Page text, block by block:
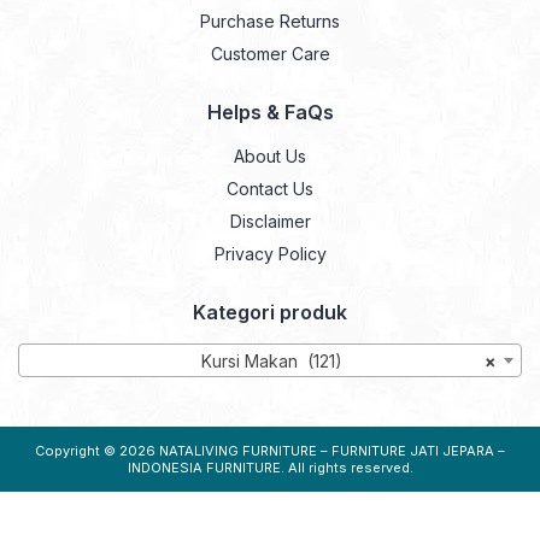
Purchase Returns
Customer Care
Helps & FaQs
About Us
Contact Us
Disclaimer
Privacy Policy
Kategori produk
×
Kursi Makan (121)
Copyright © 2026 NATALIVING FURNITURE – FURNITURE JATI JEPARA –
INDONESIA FURNITURE. All rights reserved.